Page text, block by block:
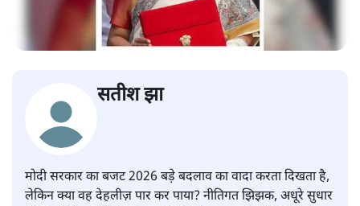
सतीश झा
मोदी सरकार का बजट 2026 बड़े बदलाव का वादा करता दिखता है,
लेकिन क्या वह देहलीज़ पार कर पाया? नीतिगत झिझक, अधूरे सुधार